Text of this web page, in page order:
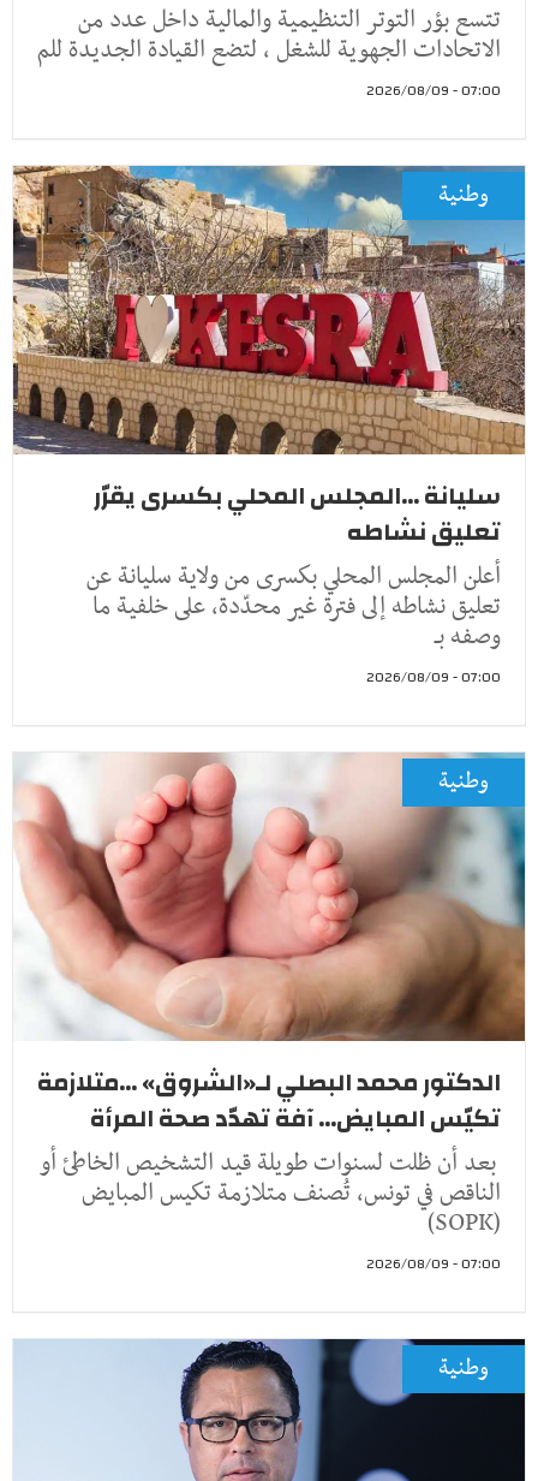
تتسع بؤر التوتر التنظيمية والمالية داخل عدد من
الاتحادات الجهوية للشغل ، لتضع القيادة الجديدة للم
07:00 - 2026/08/09
وطنية
سليانة ...المجلس المحلي بكسرى يقرّر
تعليق نشاطه
أعلن المجلس المحلي بكسرى من ولاية سليانة عن
تعليق نشاطه إلى فترة غير محدّدة، على خلفية ما
وصفه بـ
07:00 - 2026/08/09
وطنية
الدكتور محمد البصلي لـ«الشروق» ...متلازمة
تكيّس المبايض... آفة تهدّد صحة المرأة
بعد أن ظلت لسنوات طويلة قيد التشخيص الخاطئ أو
الناقص في تونس، تُصنف متلازمة تكيس المبايض
(SOPK)
07:00 - 2026/08/09
وطنية